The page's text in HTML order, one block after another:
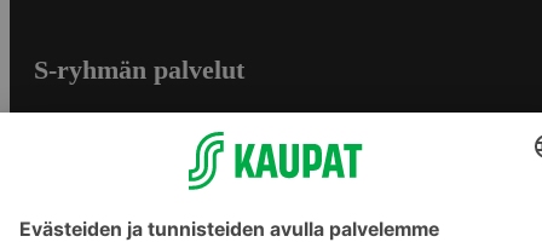
S-ryhmän palvelut
Yhteishyvä Ruoka -sovellus
S-ostoslista -sovellus